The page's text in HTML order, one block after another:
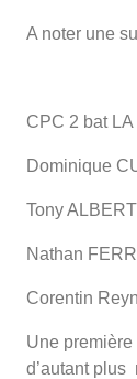
A noter une
CPC 2
Dominique
Tony
Nathan
Corentin
Une
d’autant plus